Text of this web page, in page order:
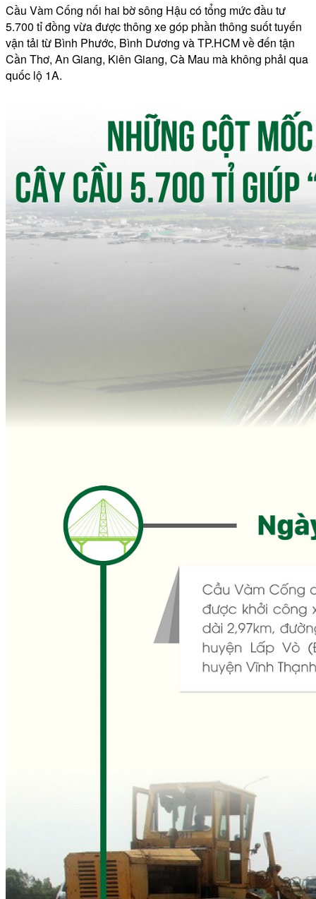
Cầu Vàm Cống nối hai bờ sông Hậu có tổng mức đầu tư
5.700 tỉ đồng vừa được thông xe góp phần thông suốt tuyến
vận tải từ Bình Phước, Bình Dương và TP.HCM về đến tận
Cần Thơ, An Giang, Kiên Giang, Cà Mau mà không phải qua
quốc lộ 1A.